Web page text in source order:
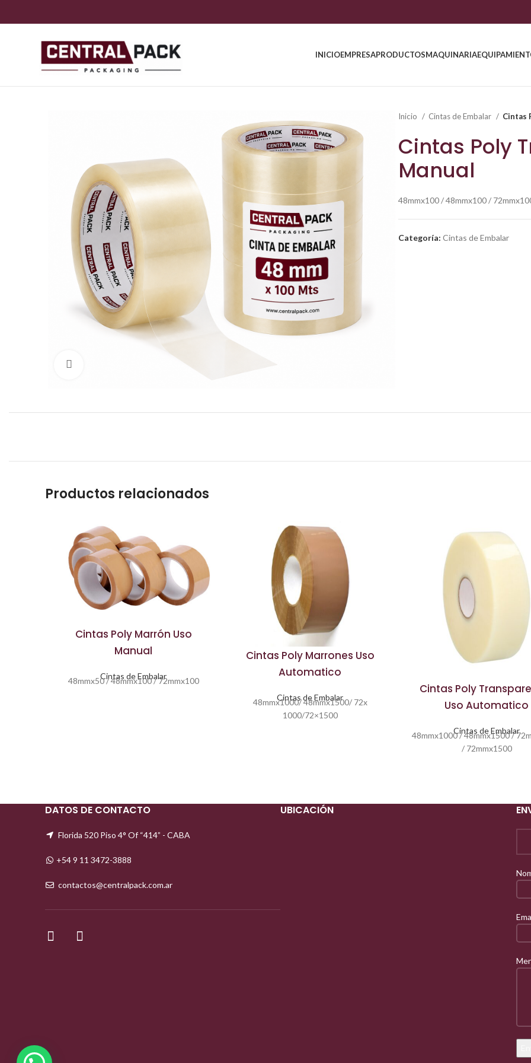
INICIOEMPRESAPRODUCTOSMAQUINARIA
Inicio Cintas de Embalar Cintas
Cintas Poly
Manual
48mmx100 / 48mmx100 /
Categoría: Cintas de Embalar
Productos relacionados
Cintas Poly Marrón Uso
Manual
Cintas de Embalar
48mmx50 / 48mmx100 / 72mmx100
Cintas Poly Marrones Uso
Automatico
Cintas de Embalar
48mmx1000/ 48mmx1500/ 72x
1000/72×1500
Cintas Poly
Uso Automatico
Cintas de Embalar
48mmx1000 / 48mmx1500 /
/ 72mmx1500
DATOS DE CONTACTO
Florida 520 Piso 4° Of “414” - CABA
+54 9 11 3472-3888
contactos@centralpack.com.ar
facebook instagram
UBICACIÓN